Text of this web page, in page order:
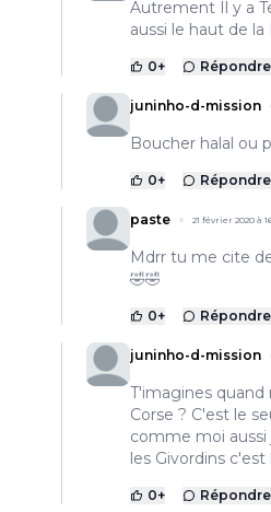
Autrement Il y a
aussi le haut de la
0+ Répondre
juninho-d-mission
Boucher halal ou
0+ Répondre
paste 21 février 2020 à
Mdrr tu me cite
🤣🤣
0+ Répondre
juninho-d-mission
T'imagines
Corse ? C'est le
comme moi aussi
les Givordins
0+ Répondre